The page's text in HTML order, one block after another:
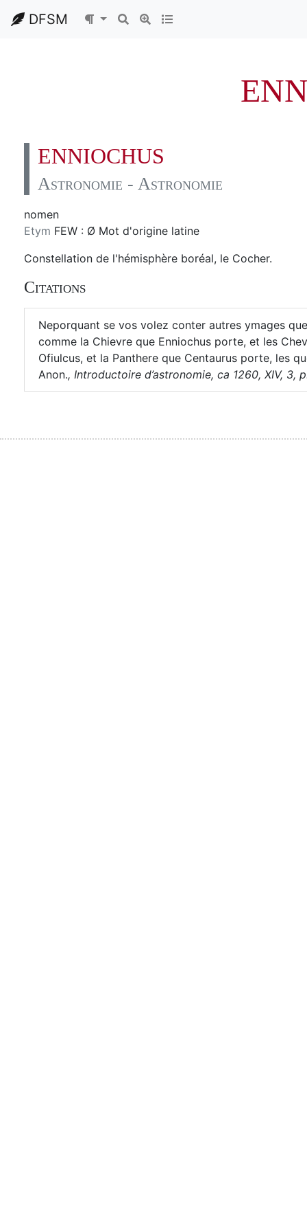
DFSM
ENNIOCHUS
Astronomie - Astronomie
nomen
Etym FEW : Ø Mot d'origine latine
Constellation de l'hémisphère boréal, le Cocher.
Citations
Neporquant se vos volez conter autres ymages
comme la Chievre que Enniochus porte, et les
Ofiulcus, et la Panthere que Centaurus porte, les
Anon., Introductoire d’astronomie, ca 1260, XIV, 3,